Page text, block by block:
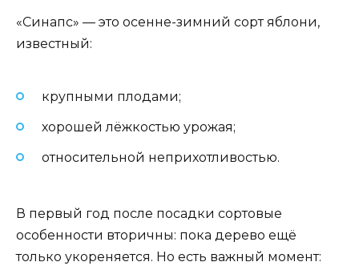
«Синапс» — это осенне-зимний сорт яблони,
известный:
крупными плодами;
хорошей лёжкостью урожая;
относительной неприхотливостью.
В первый год после посадки сортовые
особенности вторичны: пока дерево ещё
только укореняется. Но есть важный момент: